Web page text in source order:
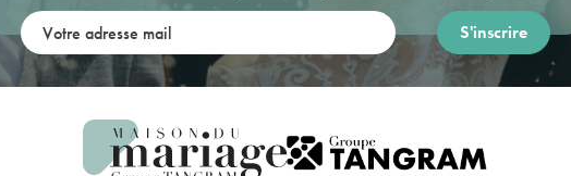
Votre adresse mail: